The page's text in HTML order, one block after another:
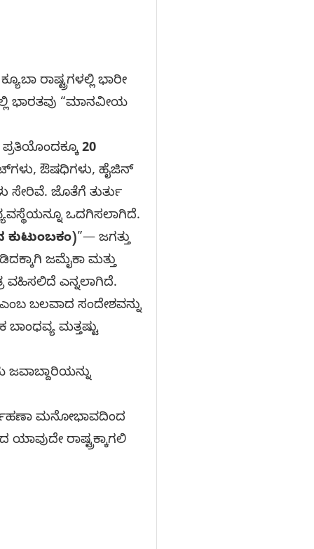
ರಾಷ್ಟ್ರಗಳಲ್ಲಿ ಭಾರೀ
ಭಾರತವು “ಮಾನವೀಯ
20
ಔಷಧಿಗಳು, ಹೈಜಿನ್
ಸೇರಿವೆ. ಜೊತೆಗೆ ತುರ್ತು
ಒದಗಿಸಲಾಗಿದೆ.
ಕುಟುಂಬಕಂ)”— ಜಗತ್ತು
ಜಮೈಕಾ ಮತ್ತು
ವಹಿಸಲಿದೆ ಎನ್ನಲಾಗಿದೆ.
ಬಲವಾದ ಸಂದೇಶವನ್ನು
ಮತ್ತಷ್ಟು
ಮನೋಭಾವದಿಂದ
ರಾಷ್ಟ್ರಕ್ಕಾಗಲಿ